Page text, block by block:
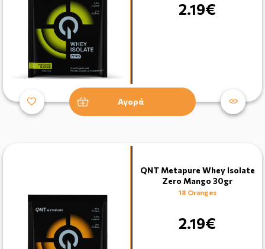
2.19€
Αγορά
QNT Metapure Whey Isolate
Zero Mango 30gr
18 Oranges
2.19€